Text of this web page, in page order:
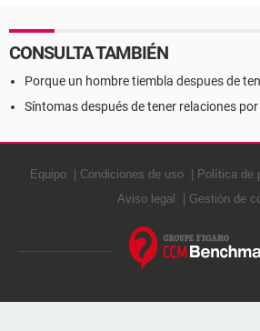
CONSULTA TAMBIÉN
Porque un hombre tiembla despues de
Síntomas después de tener relaciones
Equipo Condiciones de uso Política de
Aviso legal
Gestión de